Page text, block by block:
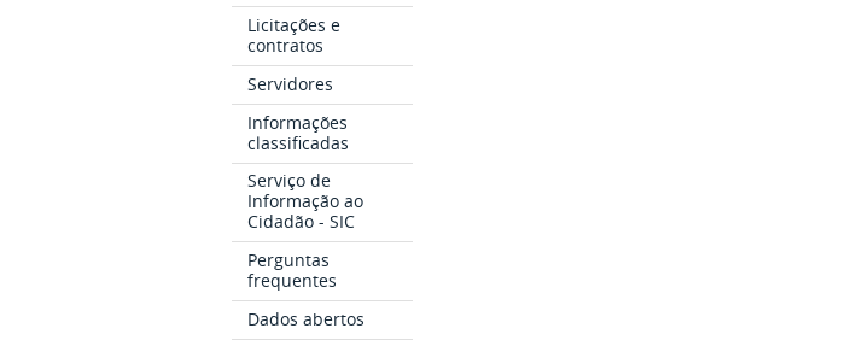
Licitações e
contratos
Servidores
Informações
classificadas
Serviço de
Informação ao
Cidadão - SIC
Perguntas
frequentes
Dados abertos